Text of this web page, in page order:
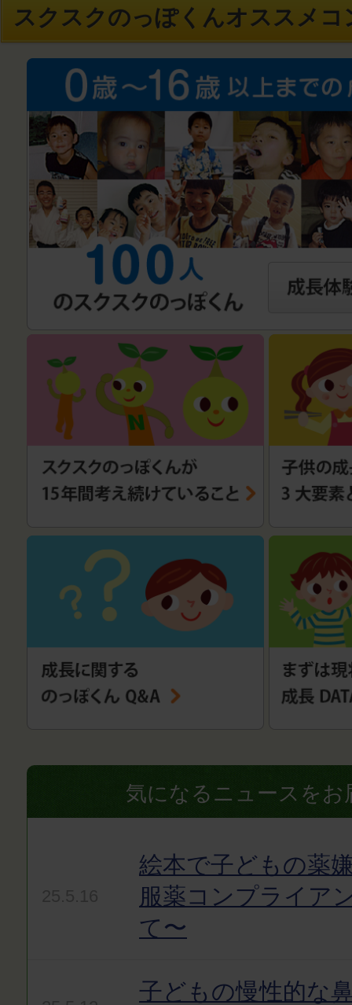
スクスクのっぽくんオススメコ
気になるニュースをお
絵本で子どもの薬
服薬コンプライア
て〜
子どもの慢性的な